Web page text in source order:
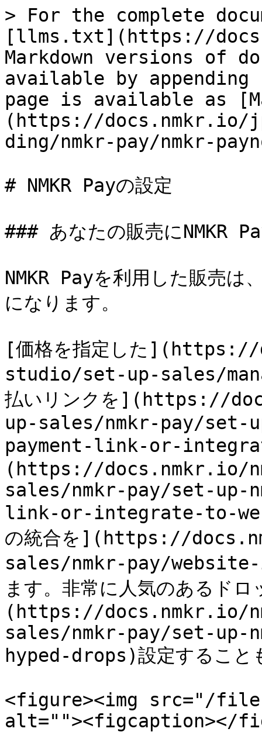
> For the complete
[llms.txt](https://
Markdown versions of
available by
page is available as
(https://docs.nmkr.io/
ding/nmkr-pay/nmkr-
# NMKR Payの設定
### あなたの販売にNMKR
NMKR Payを利用した販売は
になります。
[価格を指定した
studio/set-up-sales/
払いリンクを](https://
up-sales/nmkr-pay/set-
payment-link-or-
(https://docs.nmkr.io/
sales/nmkr-pay/set-up-
link-or-integrate-to-
の統合を](https://
sales/nmkr-pay/website-
ます。非常に人気のあるド
(https://docs.nmkr.io/
sales/nmkr-pay/set-up-
hyped-drops)設定すること
<figure><img src="/files/
alt=""><figcaption></